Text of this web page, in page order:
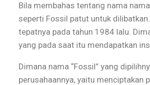
Bila membahas tentang nama
seperti Fossil patut untuk
tepatnya pada tahun 1984 lalu.
yang pada saat itu mendapatkan
Dimana nama “Fossil” yang
perusahaannya, yaitu menciptakan